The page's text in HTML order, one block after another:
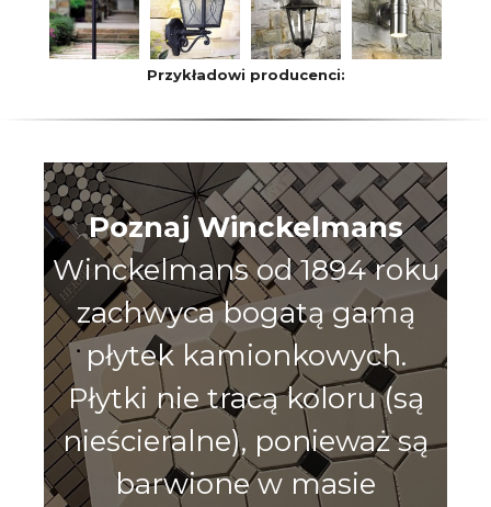
Przykładowi producenci:
Poznaj Winckelmans
Winckelmans od 1894 roku
zachwyca bogatą gamą
płytek kamionkowych.
Płytki nie tracą koloru (są
nieścieralne), ponieważ są
barwione w masie